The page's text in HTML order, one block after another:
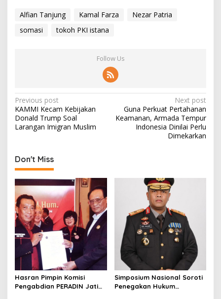
Alfian Tanjung Kamal Farza
Nezar Patria
somasi
tokoh PKI istana
Follow Us
P
o
s
n
a
v
i
g
a
t
i
o
n
Previous post
KAMMI Kecam Kebijakan
Donald Trump Soal
Larangan Imigran Muslim
Next post
Guna Perkuat Pertahanan
Keamanan, Armada Tempur
Indonesia Dinilai Perlu
Dimekarkan
Don't Miss
Hasran Pimpin Komisi
Pengabdian PERADIN Jatim,
Simposium Nasional Soroti
Penegakan Hukum